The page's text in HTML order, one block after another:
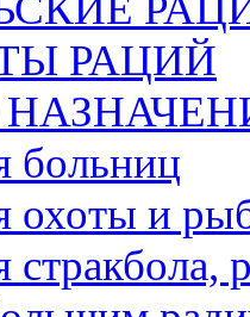
РАЦИЙ
больниц
охоты и
стракбола,